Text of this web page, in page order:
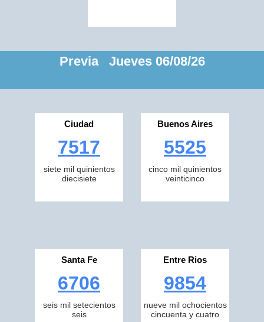
Previa Jueves 06/08/26
Ciudad
7517
siete mil quinientos
diecisiete
Buenos Aires
5525
cinco mil quinientos
veinticinco
Santa Fe
6706
seis mil setecientos
seis
Entre Rios
9854
nueve mil ochocientos
cincuenta y cuatro